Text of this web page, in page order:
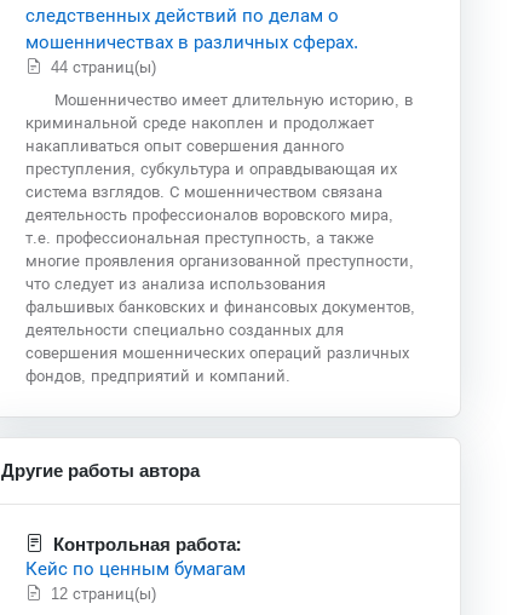
следственных действий по делам о
мошенничествах в различных сферах.
44 страниц(ы)
Мошенничество имеет длительную историю, в
криминальной среде накоплен и продолжает
накапливаться опыт совершения данного
преступления, субкультура и оправдывающая их
система взглядов. С мошенничеством связана
деятельность профессионалов воровского мира,
т.е. профессиональная преступность, а также
многие проявления организованной преступности,
что следует из анализа использования
фальшивых банковских и финансовых документов,
деятельности специально созданных для
совершения мошеннических операций различных
фондов, предприятий и компаний.
Другие работы автора
Контрольная работа:
Кейс по ценным бумагам
12 страниц(ы)